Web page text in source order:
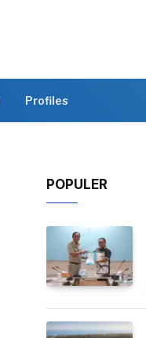
Profiles
POPULER